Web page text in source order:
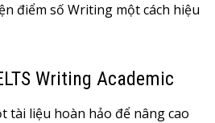
điểm số Writing một cách hiệu
Writing Academic
tài liệu hoàn hảo để nâng cao